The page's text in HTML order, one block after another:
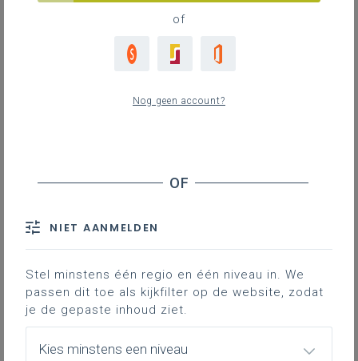
of
Nog geen account?
NIET AANMELDEN
Stel minstens één regio en één niveau in. We
passen dit toe als kijkfilter op de website, zodat
je de gepaste inhoud ziet.
Kies minstens een niveau